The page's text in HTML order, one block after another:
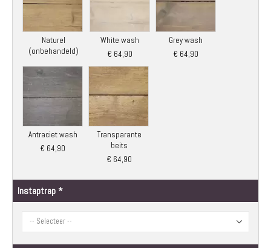
Naturel
(onbehandeld)
White wash
€ 64,90
Grey wash
€ 64,90
Antraciet wash
€ 64,90
Transparante
beits
€ 64,90
Instaptrap